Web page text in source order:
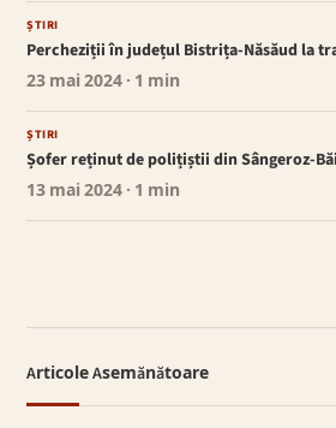
ȘTIRI
Percheziții în județul Bistrița-Năsăud la
23 mai 2024 · 1 min
ȘTIRI
Șofer reținut de polițiștii din Sângeroz-Băi
13 mai 2024 · 1 min
Articole Asemănătoare